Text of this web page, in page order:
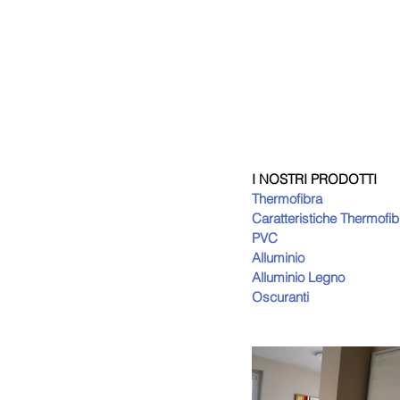
I NOSTRI PRODOTTI
Thermofibra
Caratteristiche
PVC
Alluminio
Alluminio Legno
Oscuranti